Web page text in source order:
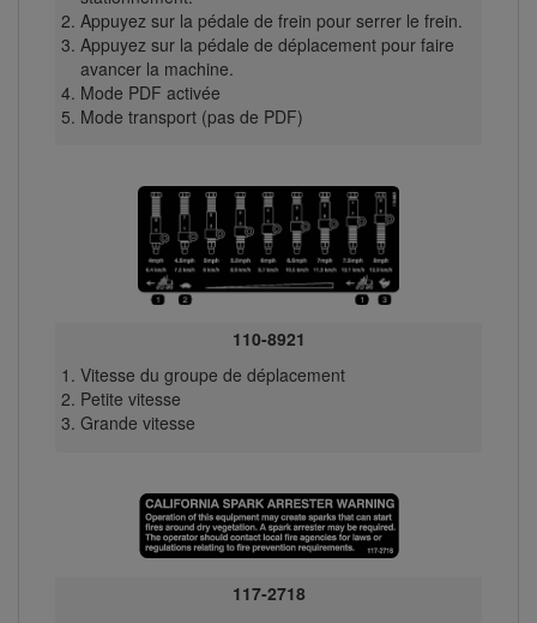
Appuyez sur la pédale de frein pour serrer le frein.
Appuyez sur la pédale de déplacement pour faire
avancer la machine.
Mode PDF activée
Mode transport (pas de PDF)
110-8921
Vitesse du groupe de déplacement
Petite vitesse
Grande vitesse
117-2718